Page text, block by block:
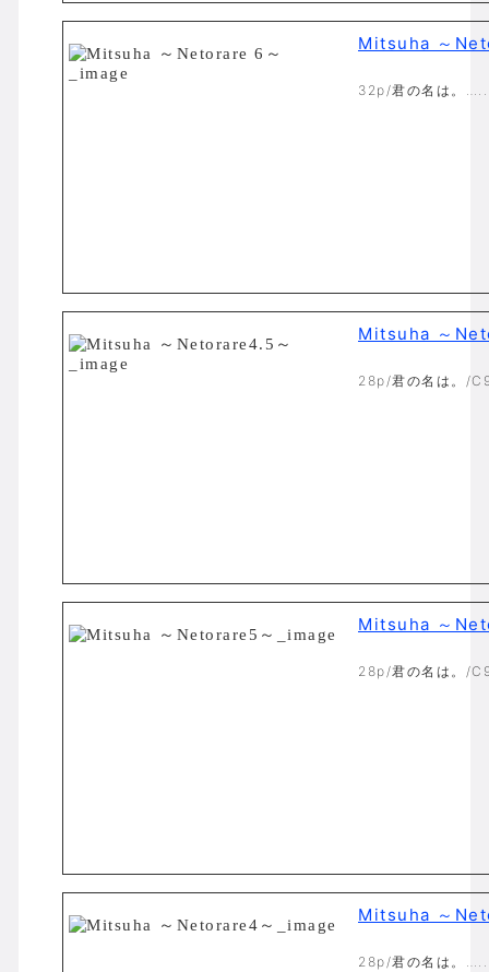
Mitsuha ～
32p/君の名は。…..
Mitsuha ～
28p/君の名は。/
Mitsuha ～
28p/君の名は。/
Mitsuha ～
28p/君の名は。…..